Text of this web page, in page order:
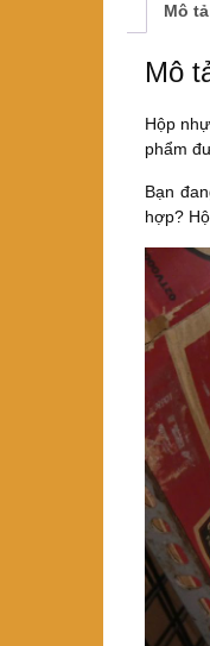
Mô tả
Mô
Hộp
phẩm
Bạn
hợp?